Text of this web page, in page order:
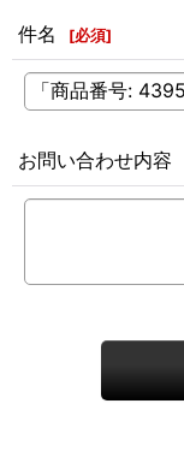
件名 [必須]
お問い合わせ内容